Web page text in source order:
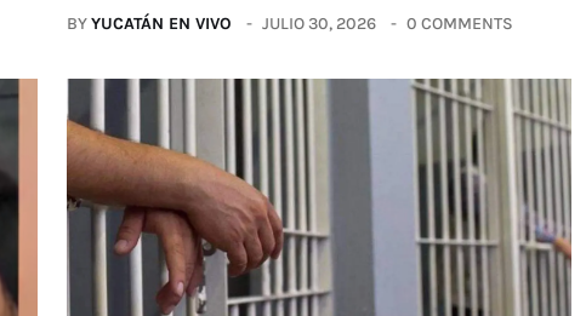
BYYUCATÁN EN VIVO JULIO 30, 2026 0 COMMENTS